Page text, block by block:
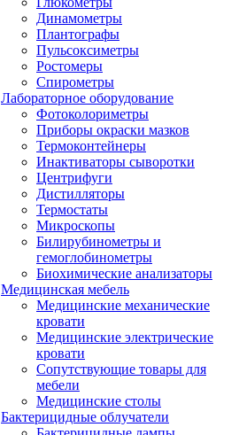
Динамометры
Плантографы
Пульсоксиметры
Ростомеры
Спирометры
Лабораторное оборудование
Фотоколориметры
Приборы окраски мазков
Термоконтейнеры
Инактиваторы сыворотки
Центрифуги
Дистилляторы
Термостаты
Микроскопы
Билирубинометры и
гемоглобинометры
Биохимические анализаторы
Медицинская мебель
Медицинские механические
кровати
Медицинские электрические
кровати
Сопутствующие товары для
мебели
Медицинские столы
Бактерицидные облучатели